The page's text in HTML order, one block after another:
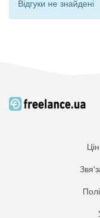
Відгуки не знайдені